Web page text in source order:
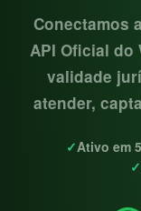
Conectamos
API Oficial do
validade
atender,
✓Ativo em
✓